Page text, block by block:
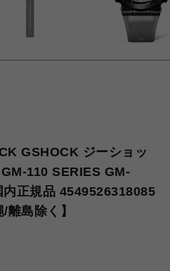
GSHOCK ジーショッ
110 SERIES GM-
正規品 4549526318085
離島除く】